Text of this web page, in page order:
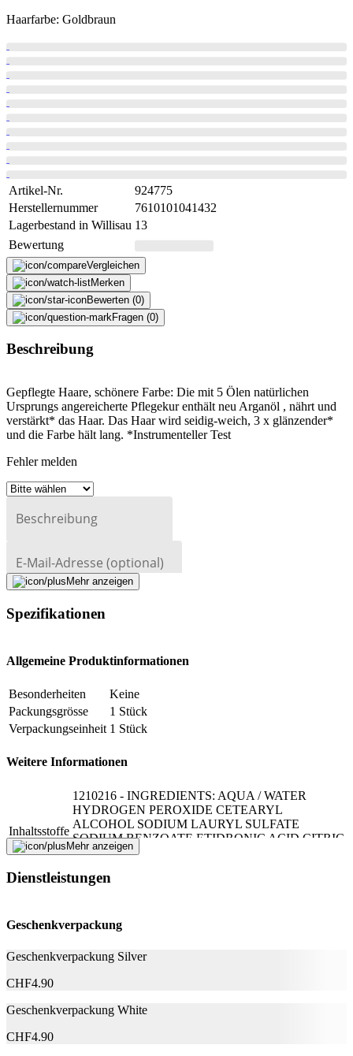
Haarfarbe: Goldbraun
Artikel-Nr.
924775
Herstellernummer
7610101041432
Lagerbestand in Willisau 13
Bewertung
Vergleichen
Merken
Bewerten (0)
Fragen (0)
Beschreibung
Gepflegte Haare, schönere Farbe: Die mit 5 Ölen natürlichen
Ursprungs angereicherte Pflegekur enthält neu Arganöl , nährt und
verstärkt* das Haar. Das Haar wird seidig-weich, 3 x glänzender*
und die Farbe hält lang. *Instrumenteller Test
Fehler melden
Beschreibung
E-Mail-Adresse (optional)
Formular schliessen
Falsche Daten melden
Mehr anzeigen
Spezifikationen
Allgemeine Produktinformationen
Besonderheiten
Keine
Packungsgrösse
1 Stück
Verpackungseinheit 1 Stück
Weitere Informationen
Inhaltsstoffe
1210216 - INGREDIENTS: AQUA / WATER
HYDROGEN PEROXIDE CETEARYL
ALCOHOL SODIUM LAURYL SULFATE
SODIUM BENZOATE ETIDRONIC ACID CITRIC
ACID TETRASODIUM EDTA (F.I.L. B222323/2).
Nachhaltigkeit
Nicht angegeben
Natürlich Leben
Keine Besonderheiten
Eigenschaften
Haarfarbe Goldbraun
Mehr anzeigen
Dienstleistungen
Geschenkverpackung
Geschenkverpackung Silver
CHF4.90
Geschenkverpackung White
CHF4.90